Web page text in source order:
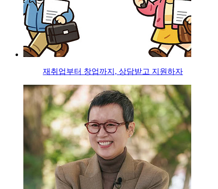
재취업부터 창업까지, 상담받고 지원하자